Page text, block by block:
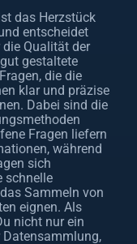
das Herzstück
entscheidet
Qualität der
gestaltete
die die
klar und präzise
Dabei sind die
Fragen liefern
während
sich
schnelle
Sammeln von
eignen. Als
nicht nur ein